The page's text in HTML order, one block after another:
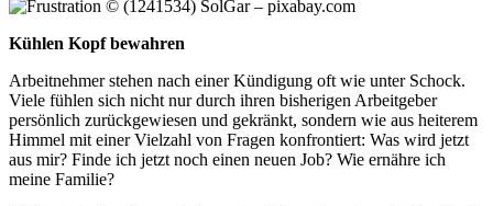
Kühlen Kopf bewahren
Arbeitnehmer stehen nach einer Kündigung oft wie unter Schock.
Viele fühlen sich nicht nur durch ihren bisherigen Arbeitgeber
persönlich zurückgewiesen und gekränkt, sondern wie aus heiterem
Himmel mit einer Vielzahl von Fragen konfrontiert: Was wird jetzt
aus mir? Finde ich jetzt noch einen neuen Job? Wie ernähre ich
meine Familie?